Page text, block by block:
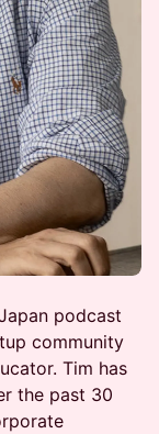
podcast
community
Tim has
the past 30